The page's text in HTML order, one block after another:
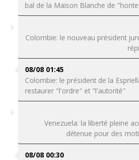
bal de la Maison Blanche de
Colombie: le nouveau président
08/08 01:45
Colombie: le président de la
restaurer "l'ordre" et "l'autorité"
Venezuela: la liberté pleine
détenue pour des
08/08 00:30